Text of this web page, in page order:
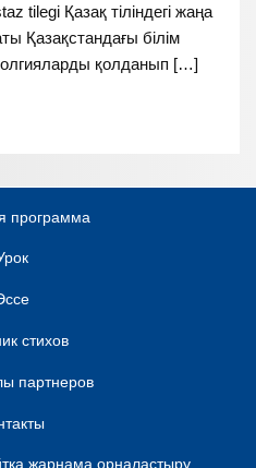
tilegi Қазақ тіліндегі жаңа
Қазақстандағы білім
қолданып […]
программа
стихов
партнеров
жарнама орналастыру